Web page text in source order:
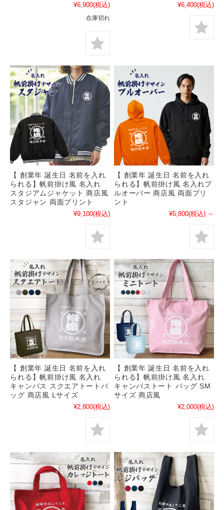
¥6,900(税込)
在庫切れ
¥6,400(税込)
【 創業年 誕生日 名前を入れ
られる】帆前掛け風 名入れ
スタジアムジャケット 商店風
スタジャン 両面プリント
¥9,100(税込)
【 創業年 誕生日 名前を入れ
られる】帆前掛け風 名入れプ
ルオーバー 商店風 両面プリ
ント
¥5,800(税込) ～
【 創業年 誕生日 名前を入れ
られる】帆前掛け風 名入れ
キャンバス スクエアトートバ
ッグ 商店風 Lサイズ
¥2,800(税込)
【 創業年 誕生日 名前を入れ
られる】帆前掛け風 名入れ
キャンバストート バッグ SM
サイズ 商店風
¥2,000(税込)